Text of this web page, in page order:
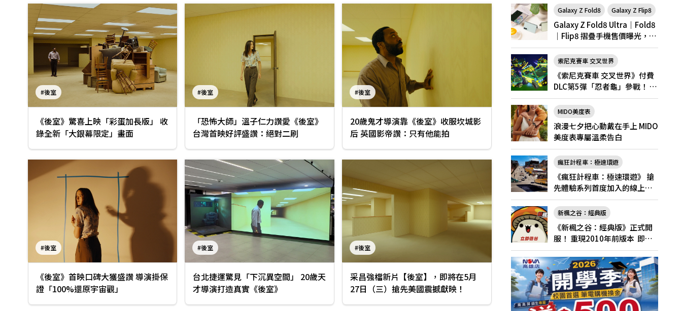
#後室
《後室》驚喜上映「彩蛋加長版」 收
錄全新「大銀幕限定」畫面
#後室
「恐怖大師」溫子仁力讚愛《後室》
台灣首映好評盛讚：絕對二刷
#後室
20歲鬼才導演靠《後室》收服坎城影
后 英國影帝讚：只有他能拍
#後室
《後室》首映口碑大獲盛讚 導演掛保
證「100%還原宇宙觀」
#後室
台北捷運驚見「下沉異空間」 20歲天
才導演打造真實《後室》
#後室
采昌強檔新片【後室】，即將在5月
27日（三）搶先美國震撼獻映！
Galaxy Z Fold8 Galaxy Z Flip8
Galaxy Z Fold8 Ultra｜Fold8
｜Flip8 摺疊手機售價曝光，開
放預購
索尼克賽車 交叉世界
《索尼克賽車 交叉世界》付費
DLC第5彈「忍者龜」參戰！ 7
月31日（五）起將舉辦「忍者
龜祭典」
MIDO美度表
浪漫七夕把心動戴在手上 MIDO
美度表專屬溫柔告白
瘋狂計程車：極速環遊
《瘋狂計程車：極速環遊》 搶
先體驗系列首度加入的線上多
人遊玩！
新楓之谷：經典版
《新楓之谷：經典版》正式開
服！ 重現2010年前版本 即日
起登入領好禮